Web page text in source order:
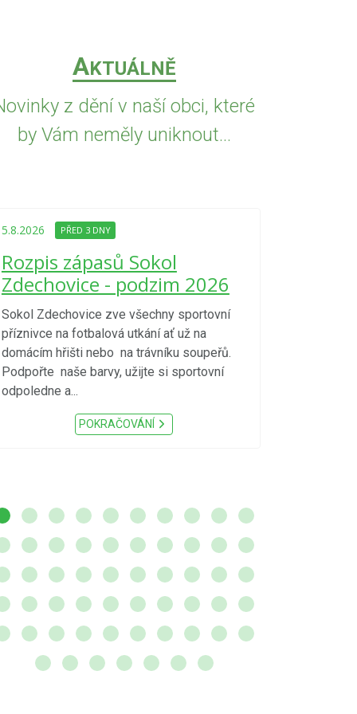
AKTUÁLNĚ
z dění v naší obci, které
by Vám neměly uniknout...
5.8.2026 PŘED 3 DNY
Rozpis zápasů Sokol
Zdechovice - podzim 2026
Sokol Zdechovice zve všechny sportovní
příznivce na fotbalová utkání ať už na
domácím hřišti nebo na trávníku soupeřů.
Podpořte naše barvy, užijte si sportovní
odpoledne a...
POKRAČOVÁNÍ